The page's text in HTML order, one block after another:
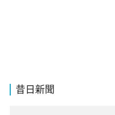
昔日新聞